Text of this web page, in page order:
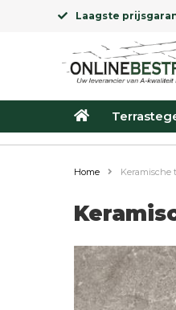
Laagste
Home Keramische